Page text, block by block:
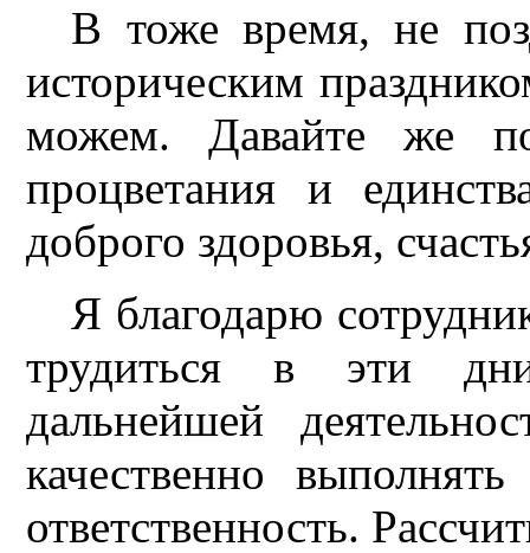
В тоже время, не
историческим
можем. Давайте же
процветания и
доброго здоровья,
Я благодарю
трудиться в эти
дальнейшей
качественно
ответственность.